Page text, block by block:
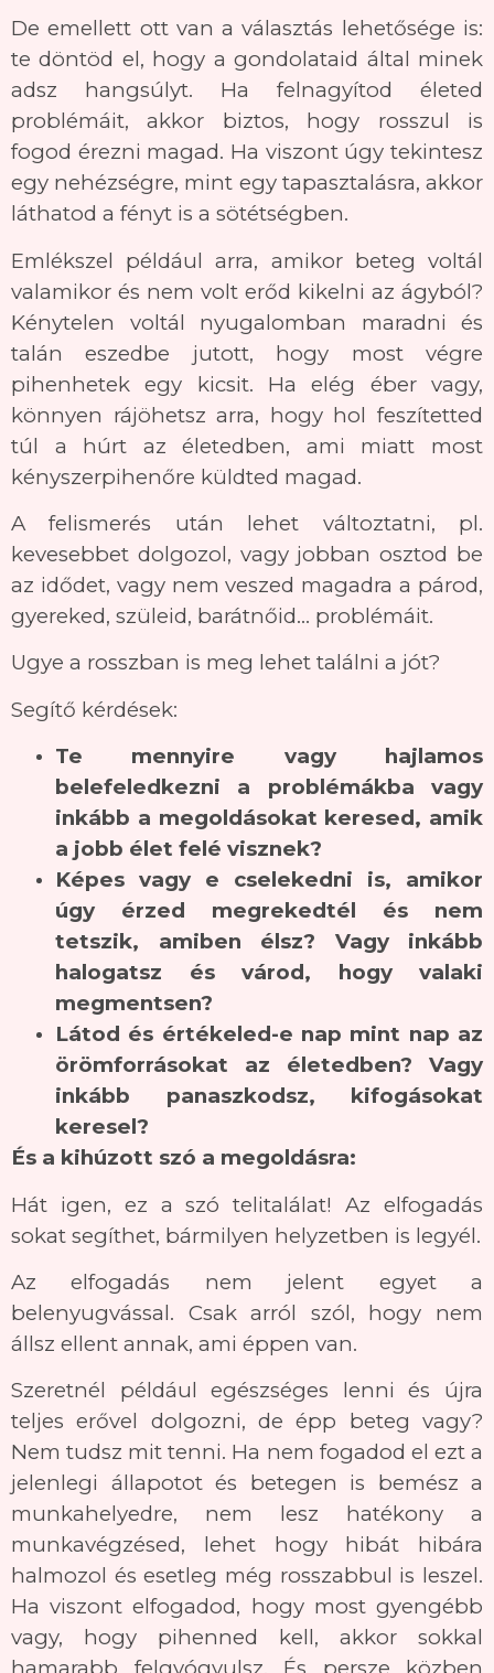
De emellett ott van a választás lehetősége is:
te döntöd el, hogy a gondolataid által minek
adsz hangsúlyt. Ha felnagyítod életed
problémáit, akkor biztos, hogy rosszul is
fogod érezni magad. Ha viszont úgy tekintesz
egy nehézségre, mint egy tapasztalásra, akkor
láthatod a fényt is a sötétségben.
Emlékszel például arra, amikor beteg voltál
valamikor és nem volt erőd kikelni az ágyból?
Kénytelen voltál nyugalomban maradni és
talán eszedbe jutott, hogy most végre
pihenhetek egy kicsit. Ha elég éber vagy,
könnyen rájöhetsz arra, hogy hol feszítetted
túl a húrt az életedben, ami miatt most
kényszerpihenőre küldted magad.
A felismerés után lehet változtatni, pl.
kevesebbet dolgozol, vagy jobban osztod be
az idődet, vagy nem veszed magadra a párod,
gyereked, szüleid, barátnőid… problémáit.
Ugye a rosszban is meg lehet találni a jót?
Segítő kérdések:
Te mennyire vagy hajlamos
belefeledkezni a problémákba vagy
inkább a megoldásokat keresed, amik
a jobb élet felé visznek?
Képes vagy e cselekedni is, amikor
úgy érzed megrekedtél és nem
tetszik, amiben élsz? Vagy inkább
halogatsz és várod, hogy valaki
megmentsen?
Látod és értékeled-e nap mint nap az
örömforrásokat az életedben? Vagy
inkább panaszkodsz, kifogásokat
keresel?
És a kihúzott szó a megoldásra:
Hát igen, ez a szó telitalálat! Az elfogadás
sokat segíthet, bármilyen helyzetben is legyél.
Az elfogadás nem jelent egyet a
belenyugvással. Csak arról szól, hogy nem
állsz ellent annak, ami éppen van.
Szeretnél például egészséges lenni és újra
teljes erővel dolgozni, de épp beteg vagy?
Nem tudsz mit tenni. Ha nem fogadod el ezt a
jelenlegi állapotot és betegen is bemész a
munkahelyedre, nem lesz hatékony a
munkavégzésed, lehet hogy hibát hibára
halmozol és esetleg még rosszabbul is leszel.
Ha viszont elfogadod, hogy most gyengébb
vagy, hogy pihenned kell, akkor sokkal